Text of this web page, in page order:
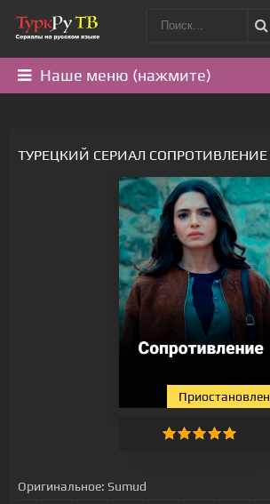
Наше меню (нажмите)
Приостановлен
Оригинальное: Sumud